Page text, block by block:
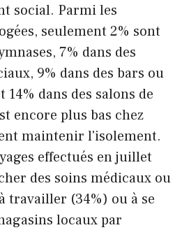
social. Parmi les
seulement 2% sont
7% dans des
9% dans des bars ou
14% dans des salons de
encore plus bas chez
maintenir l'isolement.
effectués en juillet
des soins médicaux ou
travailler (34%) ou à se
locaux par